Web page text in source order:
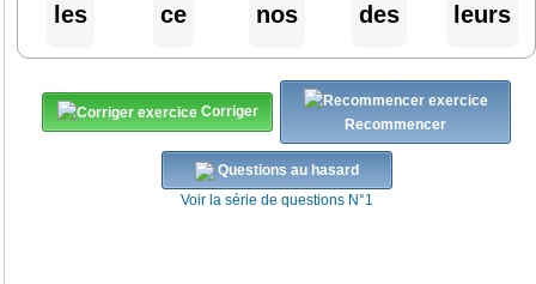
les ce nos des leurs
Corriger
Recommencer
Questions au hasard
Voir la série de questions N°1